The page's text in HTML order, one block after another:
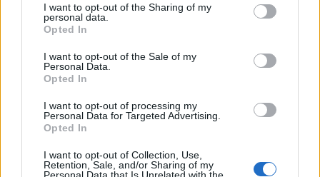
I want to opt-out of the Sharing of my
personal data.
Opted In
I want to opt-out of the Sale of my
Personal Data.
Opted In
I want to opt-out of processing my
Personal Data for Targeted Advertising.
Opted In
I want to opt-out of Collection, Use,
Retention, Sale, and/or Sharing of my
Personal Data that Is Unrelated with the
rozměr. Na většině území je naše krajina silně fragmentovaná a
stejnorodé krajinné celky v ní nacházíme pouze v málo narušených
oblastech s omezeným vlivem lidské činnosti.
Nejstarší organismy v Podyjí jsou staré stovky let,
zjistili vědci
13.2.2015 (NP Podyjí)
Až osm set let staré mohou
dobu, kdy se Přemyslovci stali
českými králi, Svatá říše